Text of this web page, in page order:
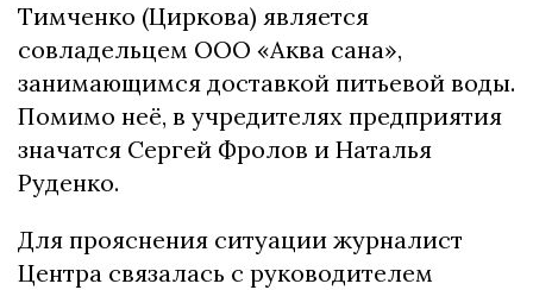
Тимченко (Циркова) является
совладельцем ООО «Аква сана»,
занимающимся доставкой питьевой воды.
Помимо неё, в учредителях предприятия
значатся Сергей Фролов и Наталья
Руденко.
Для прояснения ситуации журналист
Центра связалась с руководителем